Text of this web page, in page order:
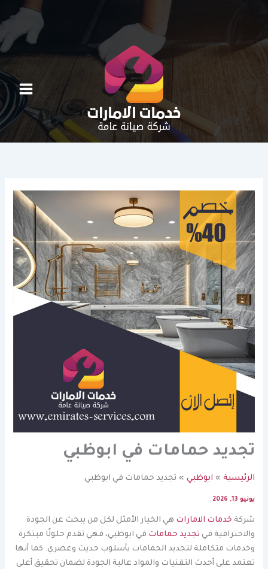
تجديد حمامات في ابوظبي
الرئيسية ابوظبي تجديد حمامات في ابوظبي
يونيو 13, 2026
شركة خدمات الامارات هي الخيار الأمثل لكل من يبحث عن الجودة
والاحترافية في تجديد حمامات في ابوظبي، فهي تقدم حلولًا مبتكرة
وخدمات متكاملة لتجديد الحمامات بأسلوب حديث وعصري. كما أنها
تعتمد على أحدث التقنيات والمواد عالية الجودة لضمان تحقيق أعلى